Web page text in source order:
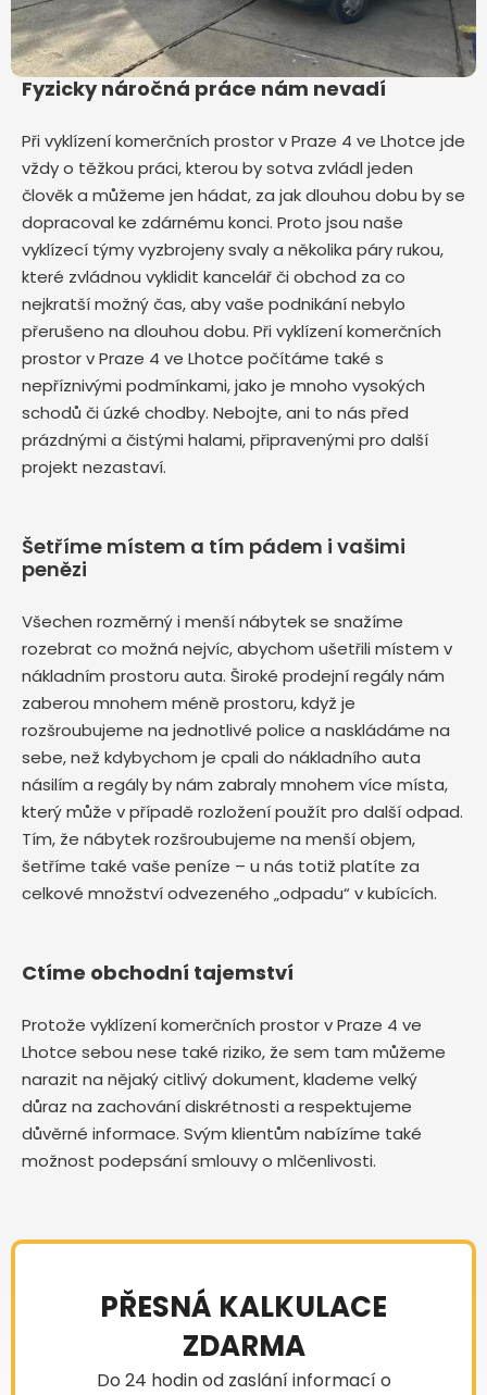
Fyzicky náročná práce nám nevadí
Při vyklízení komerčních prostor v Praze 4 ve Lhotce jde
vždy o těžkou práci, kterou by sotva zvládl jeden
člověk a můžeme jen hádat, za jak dlouhou dobu by se
dopracoval ke zdárnému konci. Proto jsou naše
vyklízecí týmy vyzbrojeny svaly a několika páry rukou,
které zvládnou vyklidit kancelář či obchod za co
nejkratší možný čas, aby vaše podnikání nebylo
přerušeno na dlouhou dobu. Při vyklízení komerčních
prostor v Praze 4 ve Lhotce počítáme také s
nepříznivými podmínkami, jako je mnoho vysokých
schodů či úzké chodby. Nebojte, ani to nás před
prázdnými a čistými halami, připravenými pro další
projekt nezastaví.
Šetříme místem a tím pádem i vašimi
penězi
Všechen rozměrný i menší nábytek se snažíme
rozebrat co možná nejvíc, abychom ušetřili místem v
nákladním prostoru auta. Široké prodejní regály nám
zaberou mnohem méně prostoru, když je
rozšroubujeme na jednotlivé police a naskládáme na
sebe, než kdybychom je cpali do nákladního auta
násilím a regály by nám zabraly mnohem více místa,
který může v případě rozložení použít pro další odpad.
Tím, že nábytek rozšroubujeme na menší objem,
šetříme také vaše peníze – u nás totiž platíte za
celkové množství odvezeného „odpadu“ v kubících.
Ctíme obchodní tajemství
Protože vyklízení komerčních prostor v Praze 4 ve
Lhotce sebou nese také riziko, že sem tam můžeme
narazit na nějaký citlivý dokument, klademe velký
důraz na zachování diskrétnosti a respektujeme
důvěrné informace. Svým klientům nabízíme také
možnost podepsání smlouvy o mlčenlivosti.
PŘESNÁ KALKULACE
ZDARMA
Do 24 hodin od zaslání informací o